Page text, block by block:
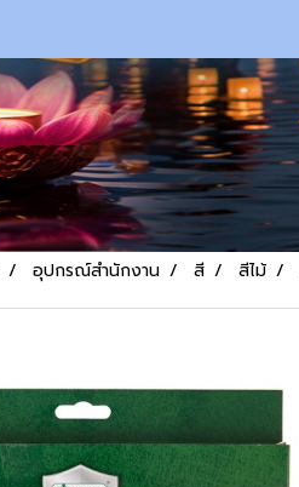
อุปกรณ์สำนักงาน สี สีไม้